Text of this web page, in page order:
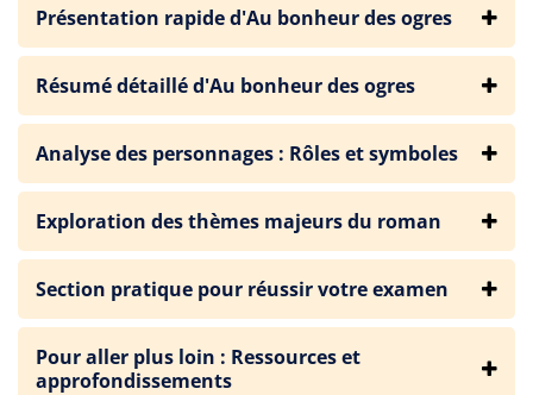
Présentation rapide d'Au bonheur des ogres
Résumé détaillé d'Au bonheur des ogres
Analyse des personnages : Rôles et symboles
Exploration des thèmes majeurs du roman
Section pratique pour réussir votre examen
Pour aller plus loin : Ressources et
approfondissements